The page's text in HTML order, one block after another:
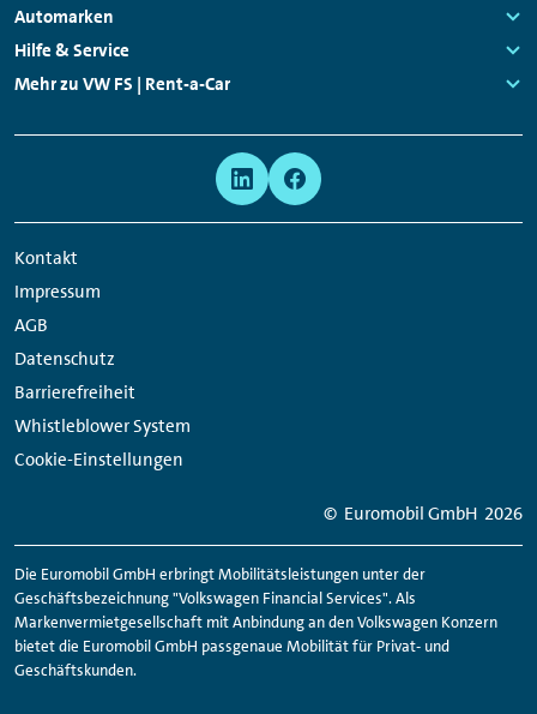
Navigation
Links:
Automarken
Links:
Hilfe & Service
Links:
Mehr zu VW FS | Rent-a-Car
Kontakt
Impressum
AGB
Datenschutz
Barrierefreiheit
Whistleblower System
Cookie-Einstellungen
Network
Links
© Euromobil GmbH 2026
Die Euromobil GmbH erbringt Mobilitätsleistungen unter der
Geschäftsbezeichnung "Volkswagen Financial Services". Als
Markenvermietgesellschaft mit Anbindung an den Volkswagen Konzern
bietet die Euromobil GmbH passgenaue Mobilität für Privat- und
Geschäftskunden.